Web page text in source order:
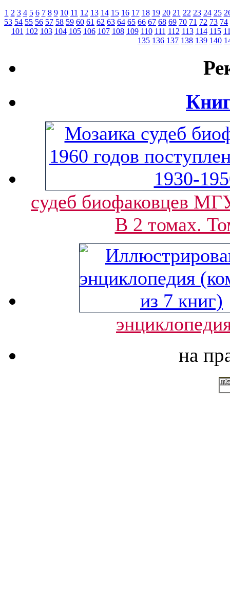
1 2 3 4 5 6 7 8 9 10 11 12 13 14 15 16 17 18 19 20 21 22 23 24 25
53 54 55 56 57 58 59 60 61 62 63 64 65 66 67 68 69 70 71 72 73 74
101 102 103 104 105 106 107 108 109 110 111 112 113 114 115
135 136 137 138 139 140
судеб биофаковцев
В 2 томах.
на